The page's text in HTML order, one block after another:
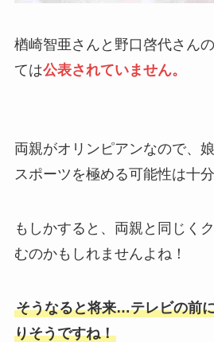
楢崎智亜さんと野口啓代さん
ては公表されていません。
両親がオリンピアンなので、
スポーツを極める可能性は十
もしかすると、両親と同じく
むのかもしれませんよね！
そうなると将来…テレビの前
りそうですね！